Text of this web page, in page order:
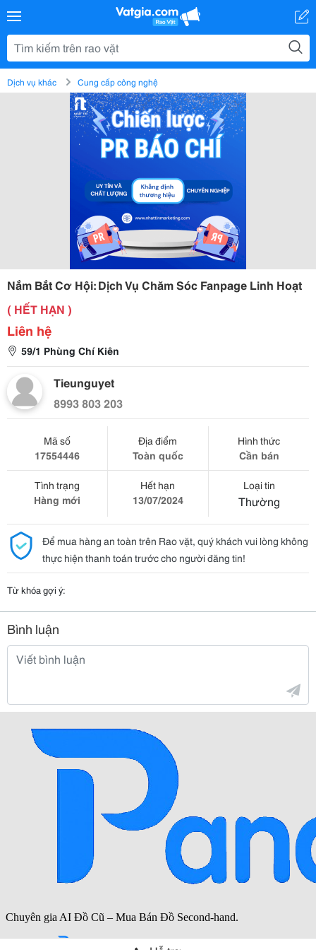
Dịch vụ khác Cung cấp công nghệ
Nắm Bắt Cơ Hội: Dịch Vụ Chăm Sóc Fanpage Linh Hoạt
( HẾT HẠN )
Liên hệ
59/1 Phùng Chí Kiên
Tieunguyet
8993 803 203
Mã số
17554446
Địa điểm
Toàn quốc
Hình thức
Cần bán
Tình trạng
Hàng mới
Hết hạn
13/07/2024
Loại tin
Thường
Để mua hàng an toàn trên Rao vặt, quý khách vui lòng không
thực hiện thanh toán trước cho người đăng tin!
Từ khóa gợi ý:
Bình luận